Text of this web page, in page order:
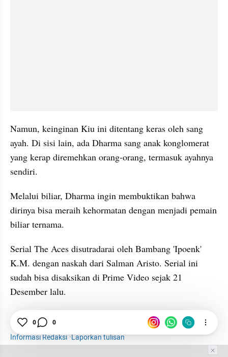
Namun, keinginan Kiu ini ditentang keras oleh sang
ayah. Di sisi lain, ada Dharma sang anak konglomerat
yang kerap diremehkan orang-orang, termasuk ayahnya
sendiri.
Melalui biliar, Dharma ingin membuktikan bahwa
dirinya bisa meraih kehormatan dengan menjadi pemain
biliar ternama.
Serial The Aces disutradarai oleh Bambang 'Ipoenk'
K.M. dengan naskah dari Salman Aristo. Serial ini
sudah bisa disaksikan di Prime Video sejak 21
Desember lalu.
Hiburan Kevin Ardilova
serial tv
Informasi Redaksi·Laporkan tulisan
0 0